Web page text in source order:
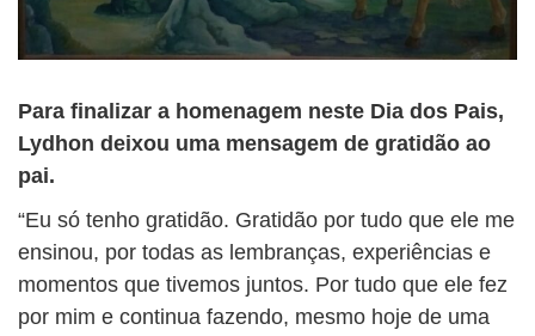
Para finalizar a homenagem neste Dia dos Pais,
Lydhon deixou uma mensagem de gratidão ao
pai.
“Eu só tenho gratidão. Gratidão por tudo que ele me
ensinou, por todas as lembranças, experiências e
momentos que tivemos juntos. Por tudo que ele fez
por mim e continua fazendo, mesmo hoje de uma